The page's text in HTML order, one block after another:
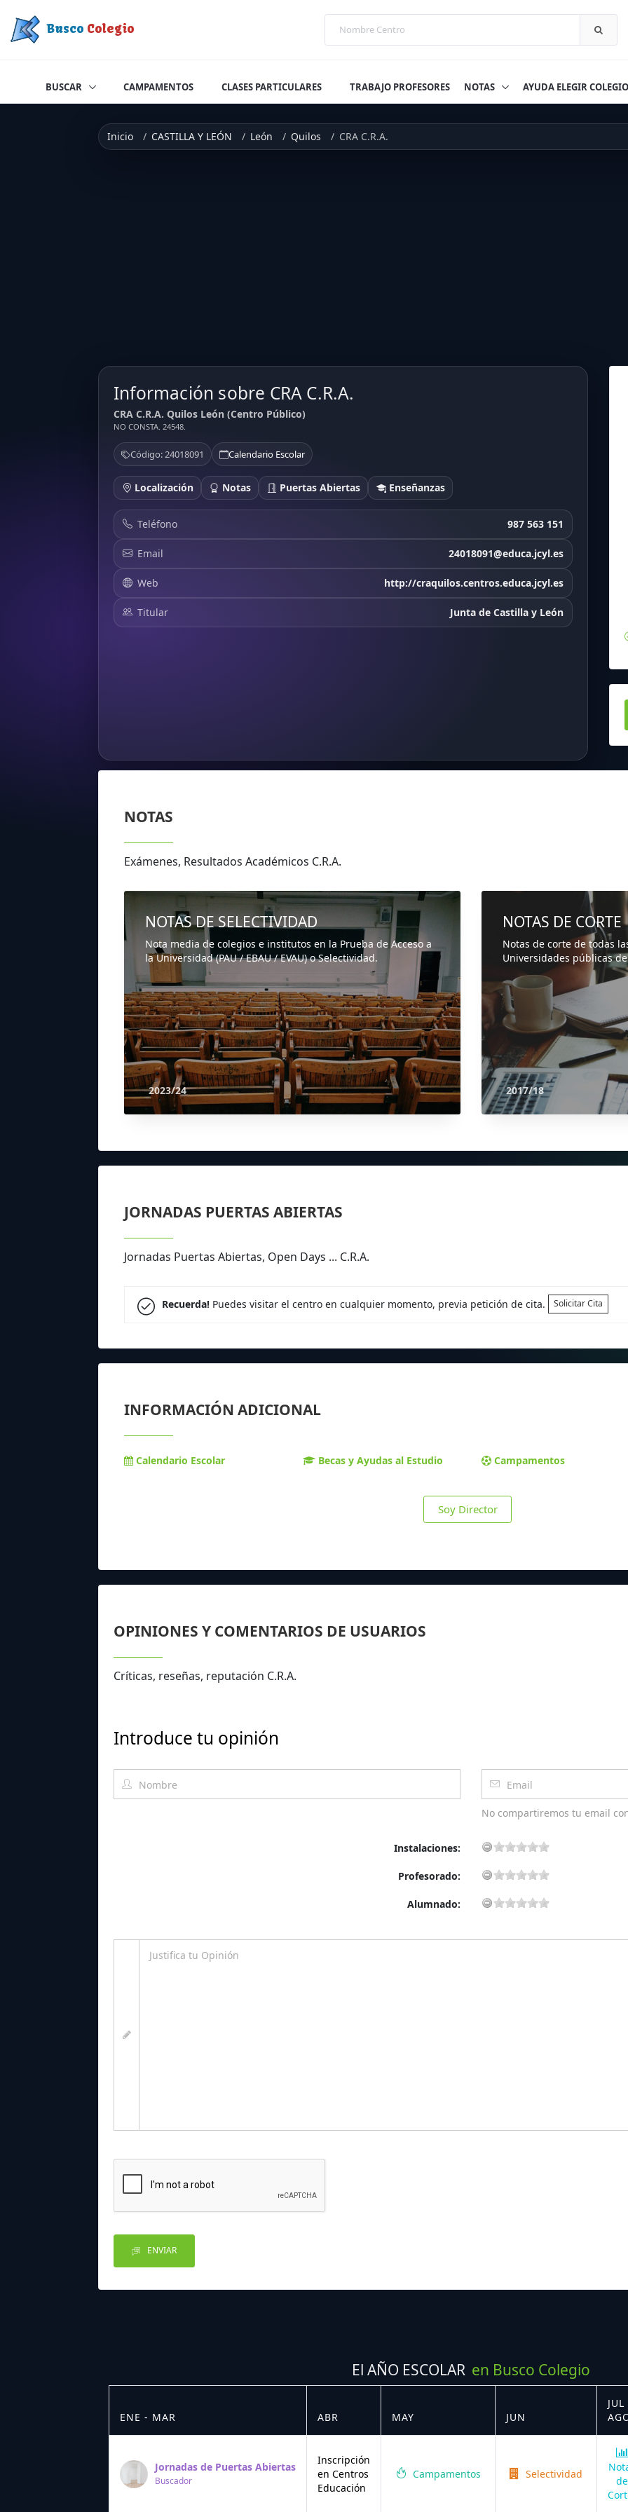
Busco Colegio
BUSCAR CAMPAMENTOS CLASES PARTICULARES TRABAJO PROFESORES NOTAS AYUDA ELEGIR COLEGIO
Inicio CASTILLA Y LEÓN León Quilos CRA C.R.A.
Información sobre CRA C.R.A.
CRA C.R.A. Quilos León (Centro Público)
NO CONSTA. 24548.
Código: 24018091 Calendario Escolar
Localización Notas Puertas Abiertas Enseñanzas
Teléfono 987 563 151
Email 24018091@educa.jcyl.es
Web http://craquilos.centros.educa.jcyl.es
Titular
Junta de Castilla y León
NOTAS
Exámenes, Resultados Académicos C.R.A.
NOTAS DE SELECTIVIDAD
Nota media de colegios e institutos en la Prueba de Acceso a
la Universidad (PAU / EBAU / EVAU) o Selectividad.
2023/24
NOTAS DE CORTE
Notas de corte de todas
Universidades públicas
2017/18
JORNADAS PUERTAS ABIERTAS
Jornadas Puertas Abiertas, Open Days ... C.R.A.
Recuerda!Puedes visitar el centro en cualquier momento, previa petición de cita. Solicitar Cita
INFORMACIÓN ADICIONAL
Calendario Escolar Becas y Ayudas al Estudio Campamentos
Soy Director
OPINIONES Y COMENTARIOS DE USUARIOS
Críticas, reseñas, reputación C.R.A.
Introduce tu opinión
No compartiremos tu email
Instalaciones:
Profesorado:
Alumnado:
ENVIAR
El AÑO ESCOLAR en Busco Colegio
ENE - MAR ABR MAY JUN
JUL
Jornadas de Puertas Abiertas
Buscador
Inscripción
en Centros
Educación
Campamentos Selectividad
de